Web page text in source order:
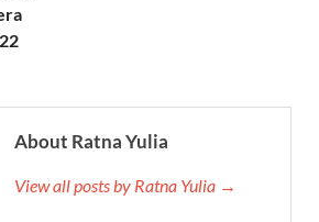
About Ratna Yulia
View all posts by Ratna Yulia →